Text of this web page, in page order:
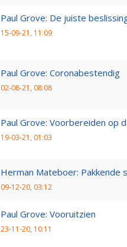
Paul Grove: De juiste
15-09-21, 11:09
Paul Grove: Coronabestendig
02-08-21, 08:08
Paul Grove: Voorbereiden op
19-03-21, 01:03
Herman Mateboer: Pakkende
09-12-20, 03:12
Paul Grove: Vooruitzien
23-11-20, 10:11